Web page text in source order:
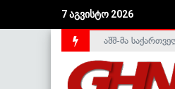
7 აგვისტო 2026
აშშ-მა